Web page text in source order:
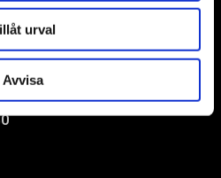
urval
Avvisa
27 Örebro